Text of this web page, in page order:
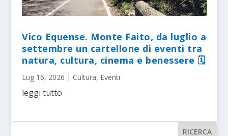
Vico Equense. Monte Faito, da luglio a
settembre un cartellone di eventi tra
natura, cultura, cinema e benessere 🗓
Lug 16, 2026 | Cultura, Eventi
leggi tutto